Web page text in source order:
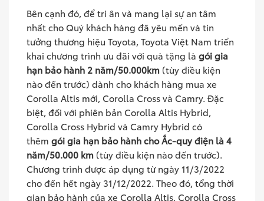
Bên cạnh đó, để tri ân và mang lại sự an tâm
nhất cho Quý khách hàng đã yêu mến và tin
tưởng thương hiệu Toyota, Toyota Việt Nam triển
khai chương trình ưu đãi với quà tặng là gói gia
hạn bảo hành 2 năm/50.000km (tùy điều kiện
nào đến trước) dành cho khách hàng mua xe
Corolla Altis mới, Corolla Cross và Camry. Đặc
biệt, đối với phiên bản Corolla Altis Hybrid,
Corolla Cross Hybrid và Camry Hybrid có
thêm gói gia hạn bảo hành cho Ắc-quy điện là 4
năm/50.000 km (tùy điều kiện nào đến trước).
Chương trình được áp dụng từ ngày 11/3/2022
cho đến hết ngày 31/12/2022. Theo đó, tổng thời
gian bảo hành của xe Corolla Altis, Corolla Cross